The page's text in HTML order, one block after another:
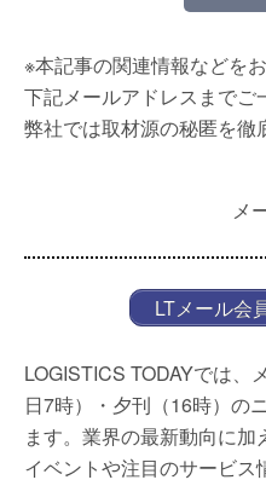
※本記事の関連情報などを
下記メールアドレスまでご
弊社では取材源の秘匿を徹
メ
LTメール会
LOGISTICS TODAYでは、
日7時）・夕刊（16時）の
ます。業界の最新動向に
イベントや注目のサービス